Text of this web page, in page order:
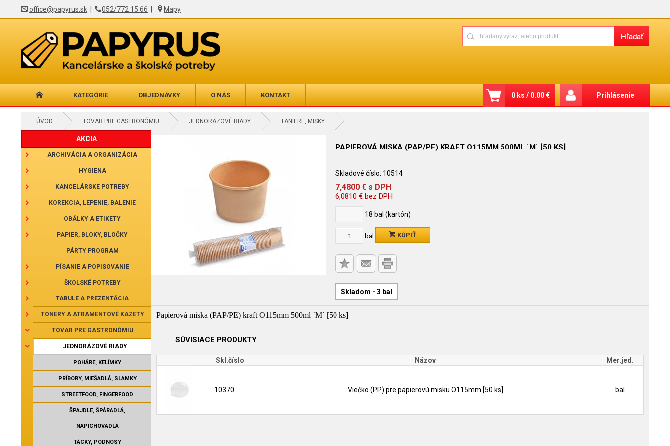
office@papyrus.sk 052/772 15 66 Mapy
KATEGÓRIE OBJEDNÁVKY O NÁS KONTAKT Prihlásenie
0 ks / 0.00 €
ÚVOD TOVAR PRE GASTRONÓMIU JEDNORÁZOVÉ RIADY TANIERE, MISKY
AKCIA
ARCHIVÁCIA A ORGANIZÁCIA
HYGIENA
KANCELÁRSKE POTREBY
KOREKCIA, LEPENIE, BALENIE
OBÁLKY A ETIKETY
PAPIER, BLOKY, BLOČKY
PÁRTY PROGRAM
PÍSANIE A POPISOVANIE
ŠKOLSKÉ POTREBY
TABULE A PREZENTÁCIA
TONERY A ATRAMENTOVÉ KAZETY
TOVAR PRE GASTRONÓMIU
JEDNORÁZOVÉ RIADY
POHÁRE, KELÍMKY
PRÍBORY, MIEŠADLÁ, SLAMKY
STREETFOOD, FINGERFOOD
ŠPAJDLE, ŠPÁRADLÁ,
NAPICHOVADLÁ
TÁCKY, PODNOSY
PAPIEROVÁ MISKA (PAP/PE) KRAFT O115MM 500ML `M` [50 KS]
Skladové číslo: 10514
7,4800 € s DPH
6,0810 € bez DPH
18 bal (kartón)
bal KÚPIŤ
Skladom - 3 bal
Papierová miska (PAP/PE) kraft O115mm 500ml `M` [50 ks]
SÚVISIACE PRODUKTY
Skl.číslo Názov Mer.jed.
10370 Viečko (PP) pre papierovú misku O115mm [50 ks] bal